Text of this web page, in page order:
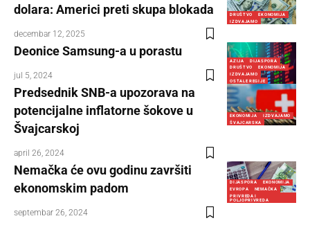
DRUŠTVO
EKONOMIJA
IZDVAJAMO
dolara: Americi preti skupa blokada
decembar 12, 2025
AZIJA
DIJASPORA
DRUŠTVO
EKONOMIJA
IZDVAJAMO
OSTALE REGIJE
Deonice Samsung-a u porastu
jul 5, 2024
EKONOMIJA
IZDVAJAMO
ŠVAJCARSKA
Predsednik SNB-a upozorava na
potencijalne inflatorne šokove u
Švajcarskoj
april 26, 2024
DIJASPORA
EKONOMIJA
EVROPA
NEMAČKA
PRIVREDA I
POLJOPRIVREDA
Nemačka će ovu godinu završiti
ekonomskim padom
septembar 26, 2024